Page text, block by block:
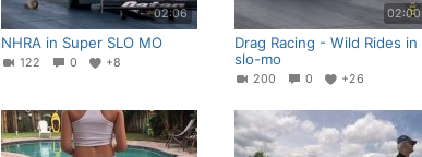
02:06
NHRA in Super SLO MO
122 0 +8
02:00
Drag Racing - Wild Rides in
slo-mo
200 0 +26